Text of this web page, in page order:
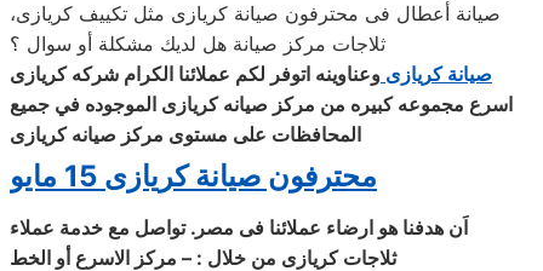
صيانة أعطال فى محترفون صيانة كريازى مثل تكييف كريازى،
ثلاجات مركز صيانة هل لديك مشكلة أو سوال ؟
صيانة كريازى وعناوينه اتوفر لكم عملائنا الكرام شركه كريازى
اسرع مجموعه كبيره من مركز صيانه كريازى الموجوده في جميع
المحافظات على مستوى مركز صيانه كريازى
محترفون صيانة كريازى 15 مايو
اَن هدفنا هو ارضاء عملائنا فى مصر. تواصل مع خدمة عملاء
ثلاجات كريازى من خلال : – مركز الاسرع أو الخط